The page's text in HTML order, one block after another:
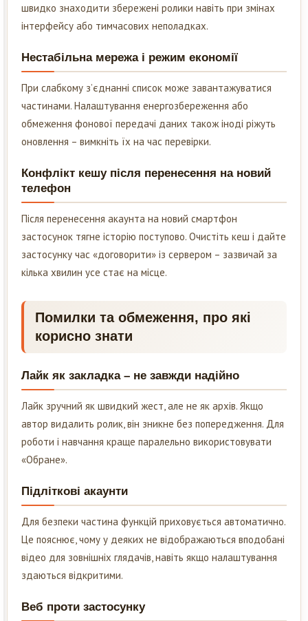
швидко знаходити збережені ролики навіть при змінах
інтерфейсу або тимчасових неполадках.
Нестабільна мережа і режим економії
При слабкому з’єднанні список може завантажуватися
частинами. Налаштування енергозбереження або
обмеження фонової передачі даних також іноді ріжуть
оновлення – вимкніть їх на час перевірки.
Конфлікт кешу після перенесення на новий
телефон
Після перенесення акаунта на новий смартфон
застосунок тягне історію поступово. Очистіть кеш і дайте
застосунку час «договорити» із сервером – зазвичай за
кілька хвилин усе стає на місце.
Помилки та обмеження, про які
корисно знати
Лайк як закладка – не завжди надійно
Лайк зручний як швидкий жест, але не як архів. Якщо
автор видалить ролик, він зникне без попередження. Для
роботи і навчання краще паралельно використовувати
«Обране».
Підліткові акаунти
Для безпеки частина функцій приховується автоматично.
Це пояснює, чому у деяких не відображаються вподобані
відео для зовнішніх глядачів, навіть якщо налаштування
здаються відкритими.
Веб проти застосунку